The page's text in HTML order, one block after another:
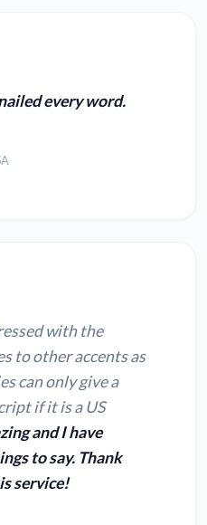
every word.
with the
to other accents as
can only give a
if it is a US
and I have
to say. Thank
service!